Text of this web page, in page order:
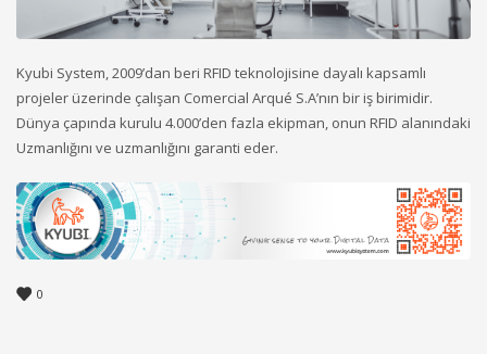
Kyubi System, 2009’dan beri RFID teknolojisine dayalı kapsamlı
projeler üzerinde çalışan Comercial Arqué S.A’nın bir iş birimidir.
Dünya çapında kurulu 4.000’den fazla ekipman, onun RFID alanındaki
Uzmanlığını ve uzmanlığını garanti eder.
0